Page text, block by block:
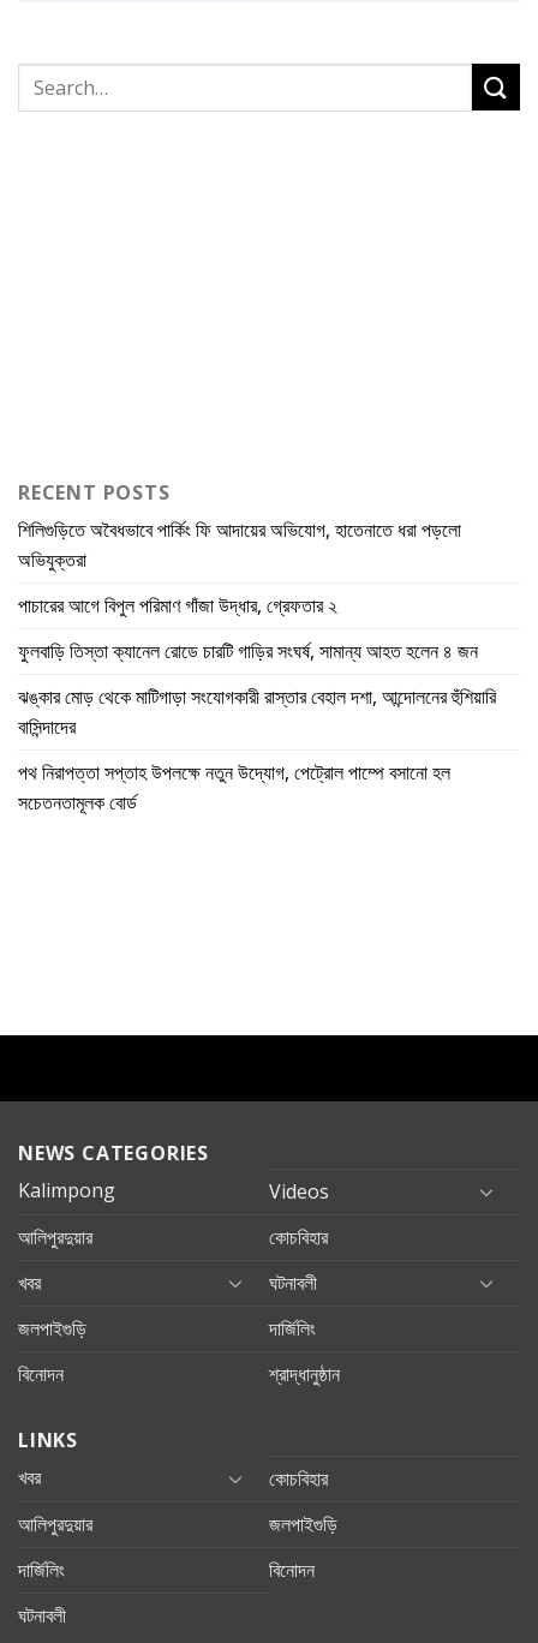
RECENT POSTS
শিলিগুড়িতে অবৈধভাবে পার্কিং ফি আদায়ের অভিযোগ, হাতেনাতে ধরা পড়লো
অভিযুক্তরা
পাচারের আগে বিপুল পরিমাণ গাঁজা উদ্ধার, গ্রেফতার ২
ফুলবাড়ি তিস্তা ক্যানেল রোডে চারটি গাড়ির সংঘর্ষ, সামান্য আহত হলেন ৪ জন
ঝঙ্কার মোড় থেকে মাটিগাড়া সংযোগকারী রাস্তার বেহাল দশা, আন্দোলনের হুঁশিয়ারি
বাসিন্দাদের
পথ নিরাপত্তা সপ্তাহ উপলক্ষে নতুন উদ্যোগ, পেট্রোল পাম্পে বসানো হল
সচেতনতামূলক বোর্ড
NEWS CATEGORIES
Kalimpong
Videos
আলিপুরদুয়ার
কোচবিহার
খবর
ঘটনাবলী
জলপাইগুড়ি
দার্জিলিং
বিনোদন
শ্রাদ্ধানুষ্ঠান
LINKS
খবর
কোচবিহার
আলিপুরদুয়ার
জলপাইগুড়ি
দার্জিলিং
বিনোদন
ঘটনাবলী